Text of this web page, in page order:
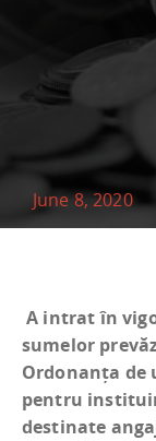
June 8, 2020
A intrat în
sumelor
Ordonanța de
pentru
destinate